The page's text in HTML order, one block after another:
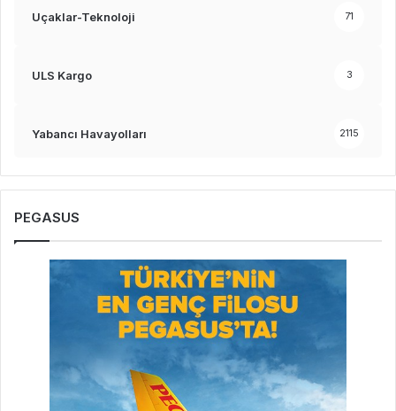
Uçaklar-Teknoloji 71
ULS Kargo 3
Yabancı Havayolları 2115
PEGASUS